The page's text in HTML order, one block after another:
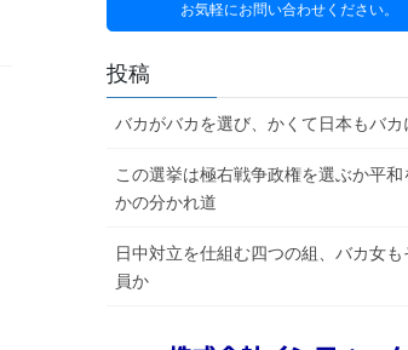
お気軽にお問い合わせください。
投稿
バカがバカを選び、かくて日本もバカ
この選挙は極右戦争政権を選ぶか平和
かの分かれ道
日中対立を仕組む四つの組、バカ女も
員か